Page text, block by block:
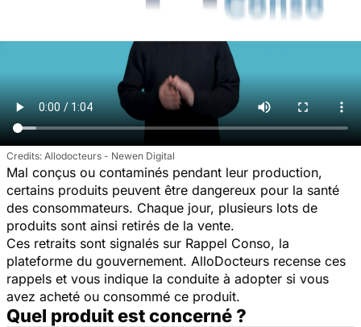
Allodocteurs - Newen Digital
Mal conçus ou contaminés pendant leur production,
certains produits peuvent être dangereux pour la santé
des consommateurs. Chaque jour, plusieurs lots de
produits sont ainsi retirés de la vente.
Ces retraits sont signalés sur Rappel Conso, la
plateforme du gouvernement. AlloDocteurs recense ces
rappels et vous indique la conduite à adopter si vous
avez acheté ou consommé ce produit.
Quel produit est concerné ?